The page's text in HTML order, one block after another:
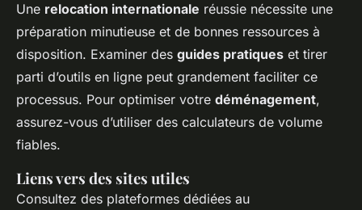
Une relocation internationale réussie nécessite une
préparation minutieuse et de bonnes ressources à
disposition. Examiner des guides pratiques et tirer
parti d’outils en ligne peut grandement faciliter ce
processus. Pour optimiser votre déménagement,
assurez-vous d’utiliser des calculateurs de volume
fiables.
Liens vers des sites utiles
Consultez des plateformes dédiées au